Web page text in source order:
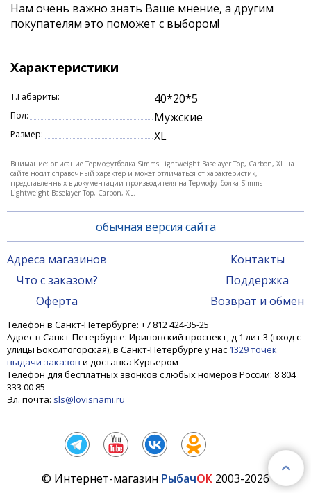
Fresh + HeiQ Speed Dry
Нам очень важно знать Ваше мнение, а другим
покупателям это поможет с выбором!
Характеристики
Т.Габариты: 40*20*5
Пол: Мужские
Размер: XL
Внимание: описание Термофутболка Simms Lightweight Baselayer Top, Carbon, XL на
сайте носит справочный характер и может отличаться от характеристик,
представленных в документации производителя на Термофутболка Simms
Lightweight Baselayer Top, Carbon, XL.
обычная версия сайта
Адреса магазинов
Что с заказом?
Оферта
Контакты
Поддержка
Возврат и обмен
Телефон в Санкт-Петербурге: +7 812 424-35-25
Адрес в Санкт-Петербурге: Ириновский проспект, д 1 лит 3 (вход с
улицы Бокситогорская), в Санкт-Петербурге у нас 1329 точек
выдачи заказов и доставка Курьером
Телефон для бесплатных звонков с любых номеров России: 8 804
333 00 85
Эл. почта: sls@lovisnami.ru
© Интернет-магазин РыбачОК 2003-2026